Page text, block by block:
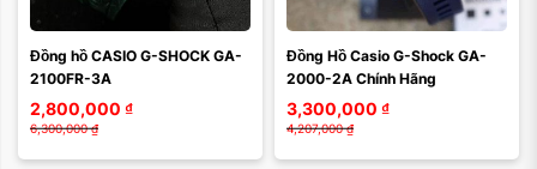
Đồng hồ CASIO G-SHOCK GA-
2100FR-3A
2,800,000 ₫
6,300,000 ₫
Đồng Hồ Casio G-Shock GA-
2000-2A Chính Hãng
3,300,000 ₫
4,207,000 ₫
Xóa